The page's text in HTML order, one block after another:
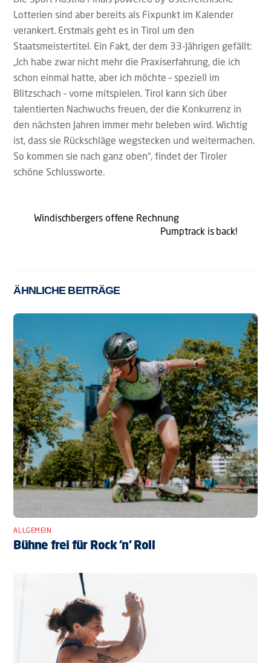
Lotterien sind aber bereits als Fixpunkt im Kalender
verankert. Erstmals geht es in Tirol um den
Staatsmeistertitel. Ein Fakt, der dem 33-Jährigen gefällt:
„Ich habe zwar nicht mehr die Praxiserfahrung, die ich
schon einmal hatte, aber ich möchte – speziell im
Blitzschach – vorne mitspielen. Tirol kann sich über
talentierten Nachwuchs freuen, der die Konkurrenz in
den nächsten Jahren immer mehr beleben wird. Wichtig
ist, dass sie Rückschläge wegstecken und weitermachen.
So kommen sie nach ganz oben“, findet der Tiroler
schöne Schlussworte.
Windischbergers offene Rechnung
Pumptrack is back!
ÄHNLICHE BEITRÄGE
ALLGEMEIN
Bühne frei für Rock ’n’ Roll